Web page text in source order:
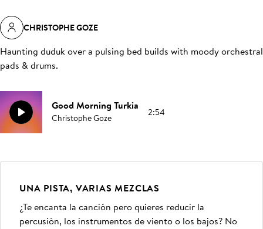
CHRISTOPHE GOZE
Haunting duduk over a pulsing bed builds with moody orchestral
pads & drums.
Good Morning Turkia
Christophe Goze 2:54
UNA PISTA, VARIAS MEZCLAS
¿Te encanta la canción pero quieres reducir la
percusión, los instrumentos de viento o los bajos? No